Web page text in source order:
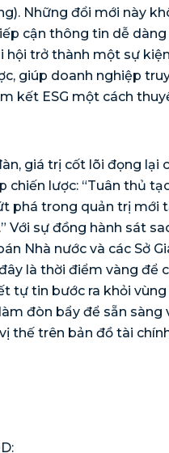
Những đổi mới này
cận thông tin dễ dàng
hội trở thành một sự
giúp doanh nghiệp
kết ESG một cách
giá trị cốt lõi đọng lại
chiến lược: “Tuân thủ
phá trong quản trị mới
Với sự đồng hành sát
Nhà nước và các Sở
là thời điểm vàng để
tự tin bước ra khỏi vùng
đòn bẩy để sẵn sàng
thế trên bản đồ tài